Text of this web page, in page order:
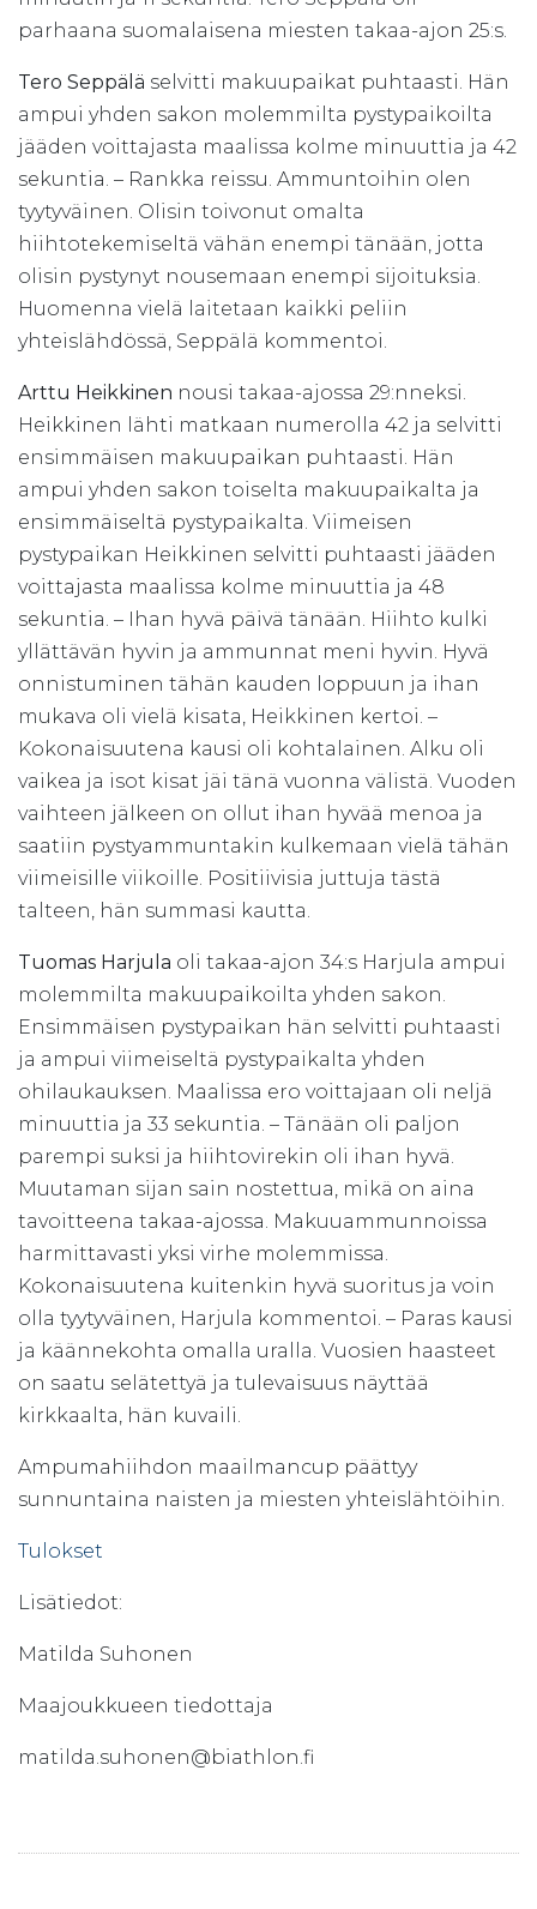
parhaana suomalaisena miesten takaa-ajon 25:s.
Tero Seppälä selvitti makuupaikat puhtaasti. Hän
ampui yhden sakon molemmilta pystypaikoilta
jääden voittajasta maalissa kolme minuuttia ja 42
sekuntia. – Rankka reissu. Ammuntoihin olen
tyytyväinen. Olisin toivonut omalta
hiihtotekemiseltä vähän enempi tänään, jotta
olisin pystynyt nousemaan enempi sijoituksia.
Huomenna vielä laitetaan kaikki peliin
yhteislähdössä, Seppälä kommentoi.
Arttu Heikkinen nousi takaa-ajossa 29:nneksi.
Heikkinen lähti matkaan numerolla 42 ja selvitti
ensimmäisen makuupaikan puhtaasti. Hän
ampui yhden sakon toiselta makuupaikalta ja
ensimmäiseltä pystypaikalta. Viimeisen
pystypaikan Heikkinen selvitti puhtaasti jääden
voittajasta maalissa kolme minuuttia ja 48
sekuntia. – Ihan hyvä päivä tänään. Hiihto kulki
yllättävän hyvin ja ammunnat meni hyvin. Hyvä
onnistuminen tähän kauden loppuun ja ihan
mukava oli vielä kisata, Heikkinen kertoi. –
Kokonaisuutena kausi oli kohtalainen. Alku oli
vaikea ja isot kisat jäi tänä vuonna välistä. Vuoden
vaihteen jälkeen on ollut ihan hyvää menoa ja
saatiin pystyammuntakin kulkemaan vielä tähän
viimeisille viikoille. Positiivisia juttuja tästä
talteen, hän summasi kautta.
Tuomas Harjula oli takaa-ajon 34:s Harjula ampui
molemmilta makuupaikoilta yhden sakon.
Ensimmäisen pystypaikan hän selvitti puhtaasti
ja ampui viimeiseltä pystypaikalta yhden
ohilaukauksen. Maalissa ero voittajaan oli neljä
minuuttia ja 33 sekuntia. – Tänään oli paljon
parempi suksi ja hiihtovirekin oli ihan hyvä.
Muutaman sijan sain nostettua, mikä on aina
tavoitteena takaa-ajossa. Makuuammunnoissa
harmittavasti yksi virhe molemmissa.
Kokonaisuutena kuitenkin hyvä suoritus ja voin
olla tyytyväinen, Harjula kommentoi. – Paras kausi
ja käännekohta omalla uralla. Vuosien haasteet
on saatu selätettyä ja tulevaisuus näyttää
kirkkaalta, hän kuvaili.
Ampumahiihdon maailmancup päättyy
sunnuntaina naisten ja miesten yhteislähtöihin.
Tulokset
Lisätiedot:
Matilda Suhonen
Maajoukkueen tiedottaja
matilda.suhonen@biathlon.fi